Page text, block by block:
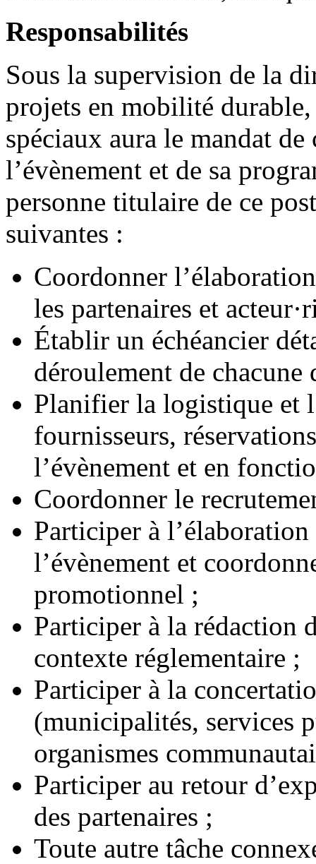
Responsabilités
Sous la supervision de la
projets en mobilité durable,
spéciaux aura le mandat
l’évènement et de sa
personne titulaire de ce
suivantes :
Coordonner
les partenaires et
Établir un échéancier
déroulement de chacune
Planifier la logistique et
fournisseurs,
l’évènement et en
Coordonner le
Participer à
l’évènement et
promotionnel ;
Participer à la rédaction
contexte réglementaire ;
Participer à la
(municipalités, services
organismes
Participer au retour
des partenaires ;
Toute autre tâche